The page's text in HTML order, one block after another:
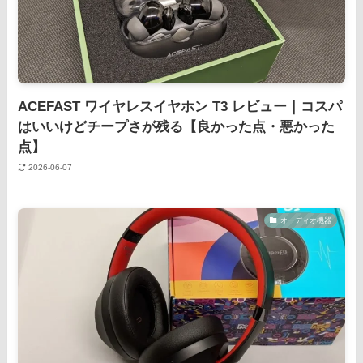
ACEFAST ワイヤレスイヤホン T3 レビュー｜コスパ
はいいけどチープさが残る【良かった点・悪かった
点】
2026-06-07
オーディオ機器